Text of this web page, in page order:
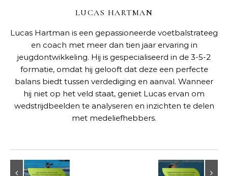
LUCAS HARTMAN
Lucas Hartman is een gepassioneerde voetbalstrateeg
en coach met meer dan tien jaar ervaring in
jeugdontwikkeling. Hij is gespecialiseerd in de 3-5-2
formatie, omdat hij gelooft dat deze een perfecte
balans biedt tussen verdediging en aanval. Wanneer
hij niet op het veld staat, geniet Lucas ervan om
wedstrijdbeelden te analyseren en inzichten te delen
met medeliefhebbers.